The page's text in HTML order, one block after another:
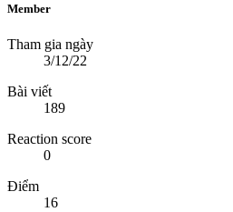
Member
Tham gia ngày
3/12/22
Bài viết
189
Reaction score
0
Điểm
16